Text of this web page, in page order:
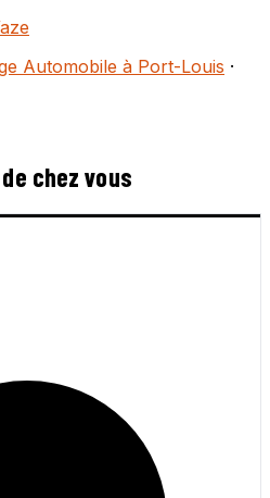
Automobile à Port-Louis ·
chez vous